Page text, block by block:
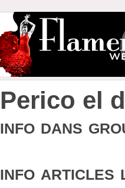
Perico el
info dans
info articles